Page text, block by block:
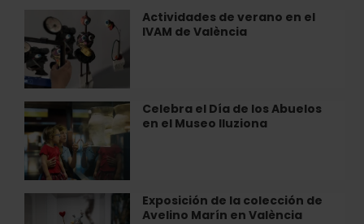
Actividades de verano en el
IVAM de València
Actividades
de
verano
en
el
IVAM
de
València
Celebra el Día de los Abuelos
en el Museo Iluziona
Celebra
el
Día
de
los
Abuelos
Exposición de la colección de
Avelino Marín en València